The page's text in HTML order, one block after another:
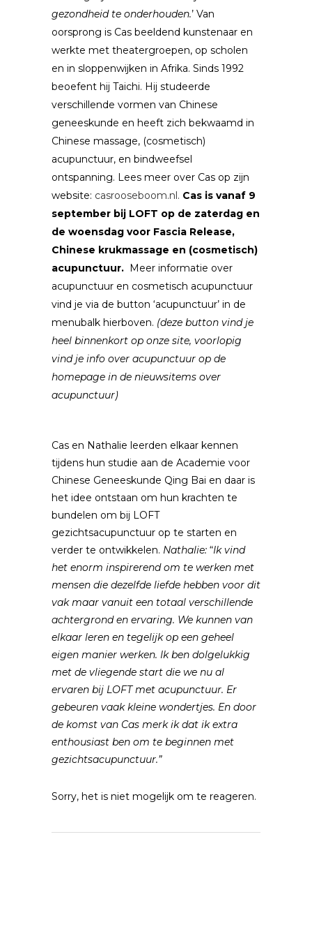
gezondheid te onderhouden.’ Van
oorsprong is Cas beeldend kunstenaar en
werkte met theatergroepen, op scholen
en in sloppenwijken in Afrika. Sinds 1992
beoefent hij Taichi. Hij studeerde
verschillende vormen van Chinese
geneeskunde en heeft zich bekwaamd in
Chinese massage, (cosmetisch)
acupunctuur, en bindweefsel
ontspanning. Lees meer over Cas op zijn
website: casrooseboom.nl. Cas is vanaf 9
september bij LOFT op de zaterdag en
de woensdag voor Fascia Release,
Chinese krukmassage en (cosmetisch)
acupunctuur. Meer informatie over
acupunctuur en cosmetisch acupunctuur
vind je via de button ‘acupunctuur’ in de
menubalk hierboven. (deze button vind je
heel binnenkort op onze site, voorlopig
vind je info over acupunctuur op de
homepage in de nieuwsitems over
acupunctuur)
Cas en Nathalie leerden elkaar kennen
tijdens hun studie aan de Academie voor
Chinese Geneeskunde Qing Bai en daar is
het idee ontstaan om hun krachten te
bundelen om bij LOFT
gezichtsacupunctuur op te starten en
verder te ontwikkelen. Nathalie: “Ik vind
het enorm inspirerend om te werken met
mensen die dezelfde liefde hebben voor dit
vak maar vanuit een totaal verschillende
achtergrond en ervaring. We kunnen van
elkaar leren en tegelijk op een geheel
eigen manier werken. Ik ben dolgelukkig
met de vliegende start die we nu al
ervaren bij LOFT met acupunctuur. Er
gebeuren vaak kleine wondertjes. En door
de komst van Cas merk ik dat ik extra
enthousiast ben om te beginnen met
gezichtsacupunctuur.”
Sorry, het is niet mogelijk om te reageren.